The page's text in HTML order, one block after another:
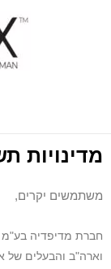
מדינויות
משתמשים יקרים,
חברת מדיפדיה בע"מ
וארה"ב והבעלים של